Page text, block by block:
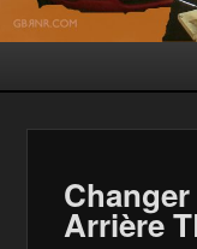
Arrière